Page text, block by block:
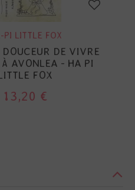
PI LITTLE FOX
DE VIVRE
AVONLEA - HA PI
FOX
13,20 €